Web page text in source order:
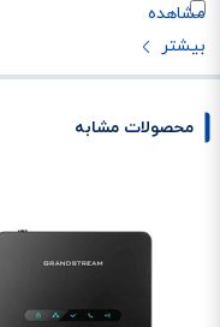
انتخاب‌های اول کاربران مبدل‌های
بسیاری از نیازهای شما برای
محصولات مشابه